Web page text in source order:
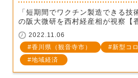
「短期間でワクチン製造できる技
の阪大微研を西村経産相が視察【
2022.11.06
香川県（観音寺市）
新型コ
地域経済